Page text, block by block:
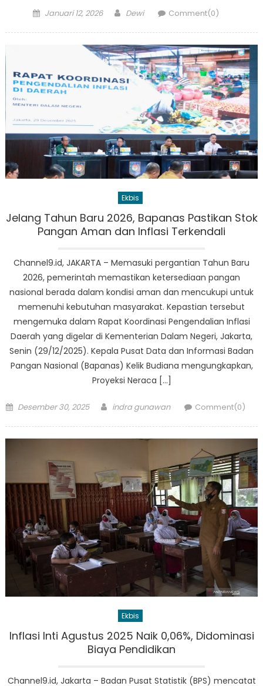
Posted
Januari 12, 2026 Author
Dewi Comment(0)
Ekbis
Jelang Tahun Baru 2026, Bapanas Pastikan Stok
Pangan Aman dan Inflasi Terkendali
Channel9.id, JAKARTA – Memasuki pergantian Tahun Baru
2026, pemerintah memastikan ketersediaan pangan
nasional berada dalam kondisi aman dan mencukupi untuk
memenuhi kebutuhan masyarakat. Kepastian tersebut
mengemuka dalam Rapat Koordinasi Pengendalian Inflasi
Daerah yang digelar di Kementerian Dalam Negeri, Jakarta,
Senin (29/12/2025). Kepala Pusat Data dan Informasi Badan
Pangan Nasional (Bapanas) Kelik Budiana mengungkapkan,
Proyeksi Neraca […]
Posted
Desember 30, 2025 Author
indra gunawan Comment(0)
Ekbis
Inflasi Inti Agustus 2025 Naik 0,06%, Didominasi
Biaya Pendidikan
Channel9.id, Jakarta – Badan Pusat Statistik (BPS) mencatat